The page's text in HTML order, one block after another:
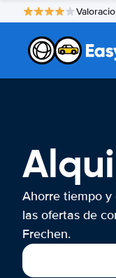
Ahorre tiempo y
las ofertas de
Frechen.